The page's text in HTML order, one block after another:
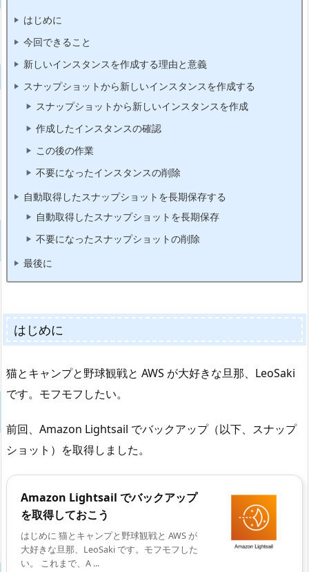
はじめに
今回できること
新しいインスタンスを作成する理由と意義
スナップショットから新しいインスタンスを作成する
スナップショットから新しいインスタンスを作成
作成したインスタンスの確認
この後の作業
不要になったインスタンスの削除
自動取得したスナップショットを長期保存する
自動取得したスナップショットを長期保存
不要になったスナップショットの削除
最後に
はじめに
猫とキャンプと野球観戦と AWS が大好きな旦那、LeoSaki
です。モフモフしたい。
前回、Amazon Lightsail でバックアップ（以下、スナップ
ショット）を取得しました。
Amazon Lightsail でバックアップ
を取得しておこう
はじめに 猫とキャンプと野球観戦と AWS が
大好きな旦那、LeoSaki です。モフモフした
い。 これまで、A ...